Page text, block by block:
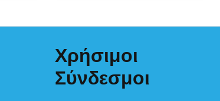
Χρήσιμοι
Σύνδεσμοι